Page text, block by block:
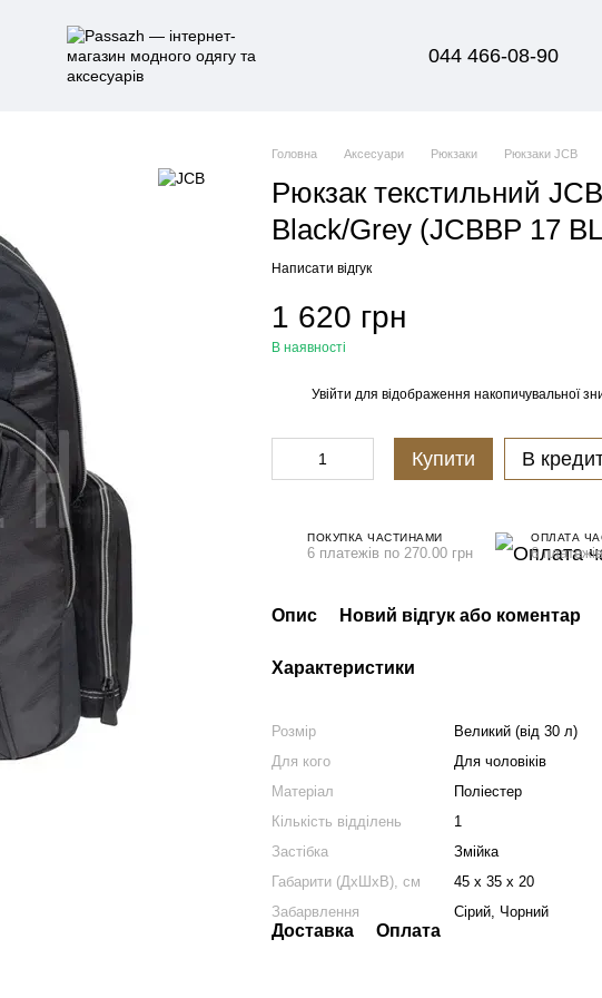
044 466-08-90
Головна Аксесуари Рюкзаки Рюкзаки JCB
Рюкзак текстильний
Black/Grey (JCBBP 17
Написати відгук
1 620 грн
В наявності
Увійти для відображення накопичувальної
Купити В
ПОКУПКА ЧАСТИНАМИ
6 платежів по 270.00 грн
ОПЛАТА
6
Опис Новий відгук або коментар
Характеристики
Розмір
Великий (від 30 л)
Для кого
Для чоловіків
Матеріал
Поліестер
Кількість відділень
1
Застібка
Змійка
Габарити (ДхШхВ), см
45 x 35 x 20
Забарвлення
Сірий, Чорний
Доставка Оплата